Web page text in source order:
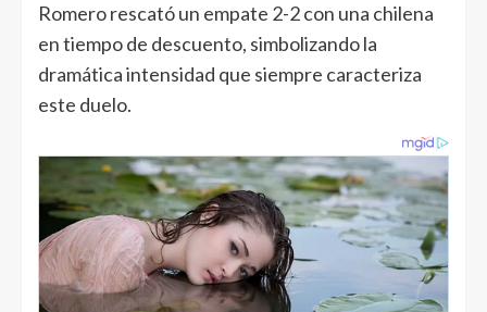
Romero rescató un empate 2-2 con una chilena
en tiempo de descuento, simbolizando la
dramática intensidad que siempre caracteriza
este duelo.​​​​​​​​​​​​​​​​